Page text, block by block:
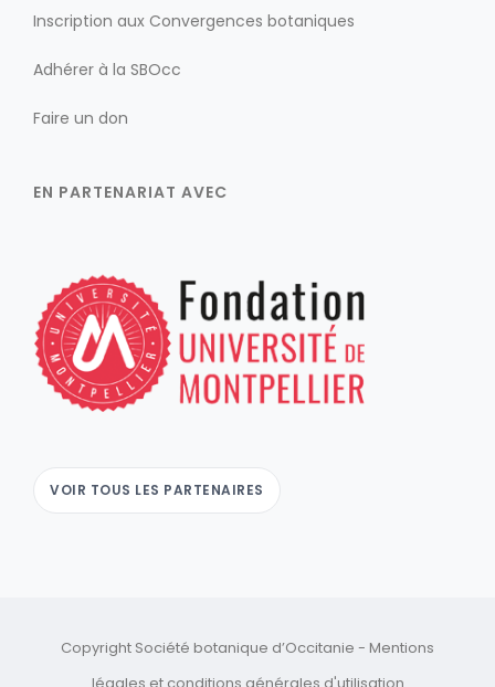
Inscription aux Convergences botaniques
Adhérer à la SBOcc
Faire un don
EN PARTENARIAT AVEC
VOIR TOUS LES PARTENAIRES
Copyright Société botanique d’Occitanie - Mentions